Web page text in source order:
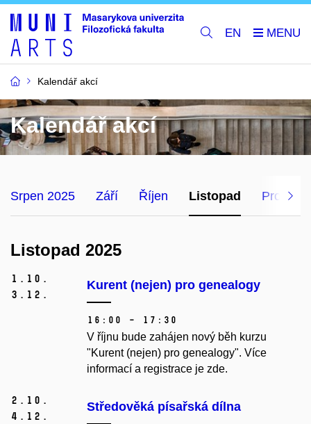
EN
Kalendář akcí
Kalendář akcí
Srpen 2025 Září Říjen Listopad Prosinec
Listopad 2025
1. 10.
3. 12.
Kurent (nejen) pro genealogy
16:00 – 17:30
V říjnu bude zahájen nový běh kurzu
"Kurent (nejen) pro genealogy". Více
informací a registrace je zde.
2. 10.
4. 12.
Středověká písařská dílna